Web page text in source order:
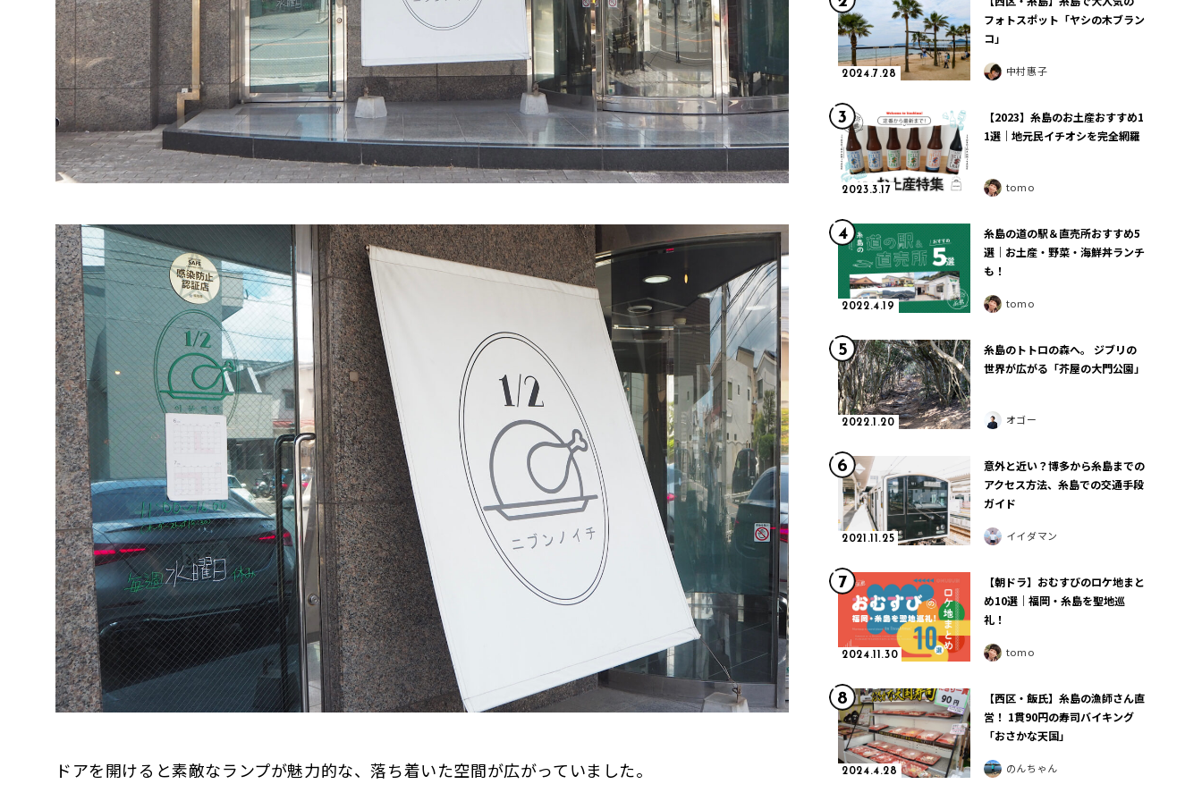
ドアを開けると素敵なランプが魅力的な、落ち着いた空間が広がっていました。
2024.7.28
フォトスポット「ヤシの木ブラン
コ」
中村惠子
3
2023.3.17
【2023】糸島のお土産おすすめ1
1選｜地元民イチオシを完全網羅
tomo
4
2022.4.19
糸島の道の駅＆直売所おすすめ5
選｜お土産・野菜・海鮮丼ランチ
も！
tomo
5
2022.1.20
糸島のトトロの森へ。 ジブリの
世界が広がる「芥屋の大門公園」
オゴー
6
2021.11.25
意外と近い？博多から糸島までの
アクセス方法、糸島での交通手段
ガイド
イイダマン
7
2024.11.30
【朝ドラ】おむすびのロケ地まと
め10選｜福岡・糸島を聖地巡
礼！
tomo
8
2024.4.28
【西区・飯氏】糸島の漁師さん直
営！ 1貫90円の寿司バイキング
「おさかな天国」
のんちゃん